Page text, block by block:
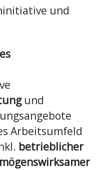
und
und
Arbeitsumfeld
betrieblicher